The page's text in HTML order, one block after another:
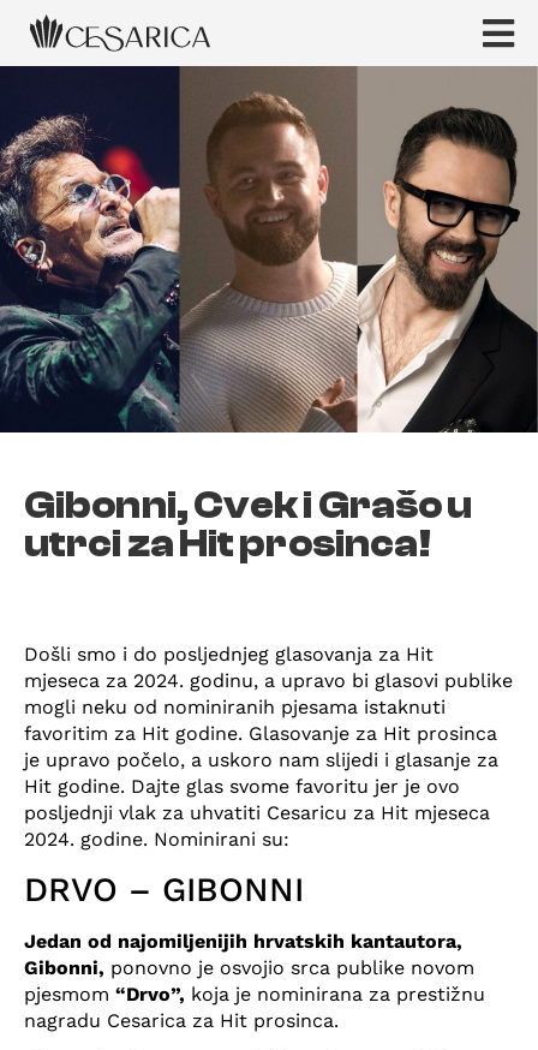
Gibonni, Cvek i Grašo u
utrci za Hit prosinca!
Došli smo i do posljednjeg glasovanja za Hit
mjeseca za 2024. godinu, a upravo bi glasovi publike
mogli neku od nominiranih pjesama istaknuti
favoritim za Hit godine. Glasovanje za Hit prosinca
je upravo počelo, a uskoro nam slijedi i glasanje za
Hit godine. Dajte glas svome favoritu jer je ovo
posljednji vlak za uhvatiti Cesaricu za Hit mjeseca
2024. godine. Nominirani su:
DRVO – GIBONNI
Jedan od najomiljenijih hrvatskih kantautora,
Gibonni, ponovno je osvojio srca publike novom
pjesmom “Drvo”, koja je nominirana za prestižnu
nagradu Cesarica za Hit prosinca.